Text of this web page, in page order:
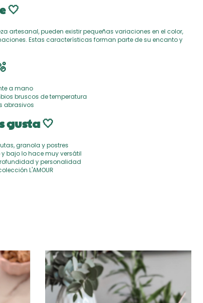
🤍
artesanal, pueden existir pequeñas variaciones en el color,
Estas características forman parte de su encanto y
a mano
bruscos de temperatura
abrasivos
gusta 🤍
granola y postres
bajo lo hace muy versátil
y personalidad
L'AMOUR